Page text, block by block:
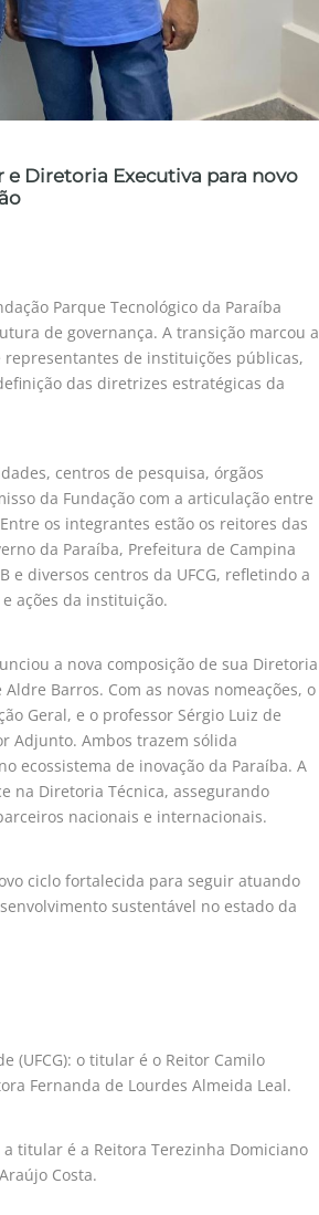
e Diretoria Executiva para novo
Parque Tecnológico da Paraíba
de governança. A transição marcou a
de instituições públicas,
das diretrizes estratégicas da
centros de pesquisa, órgãos
da Fundação com a articulação entre
os integrantes estão os reitores das
da Paraíba, Prefeitura de Campina
e diversos centros da UFCG, refletindo a
ações da instituição.
a nova composição de sua Diretoria
Barros. Com as novas nomeações, o
Geral, e o professor Sérgio Luiz de
Adjunto. Ambos trazem sólida
ecossistema de inovação da Paraíba. A
na Diretoria Técnica, assegurando
nacionais e internacionais.
ciclo fortalecida para seguir atuando
sustentável no estado da
(UFCG): o titular é o Reitor Camilo
Fernanda de Lourdes Almeida Leal.
titular é a Reitora Terezinha Domiciano
Costa.